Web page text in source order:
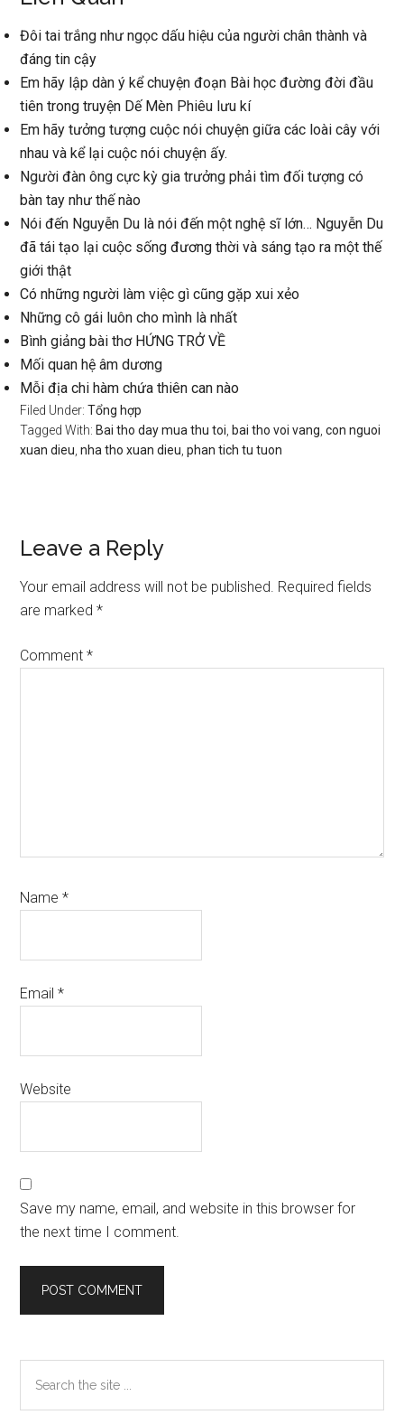
Đôi tai trắng như ngọc dấu hiệu của người chân thành và
đáng tin cậy
Em hãy lập dàn ý kể chuyện đoạn Bài học đường đời đầu
tiên trong truyện Dế Mèn Phiêu lưu kí
Em hãy tưởng tượng cuộc nói chuyện giữa các loài cây với
nhau và kể lại cuộc nói chuyện ấy.
Người đàn ông cực kỳ gia trưởng phải tìm đối tượng có
bàn tay như thế nào
Nói đến Nguyễn Du là nói đến một nghệ sĩ lớn… Nguyễn Du
đã tái tạo lại cuộc sống đương thời và sáng tạo ra một thế
giới thật
Có những người làm việc gì cũng gặp xui xẻo
Những cô gái luôn cho mình là nhất
Bình giảng bài thơ HỨNG TRỞ VỀ
Mối quan hệ âm dương
Mỗi địa chi hàm chứa thiên can nào
Filed Under:Tổng hợp
Tagged With: Bai tho day mua thu toi bai tho voi vang ,con nguoi
xuan dieu ,nha tho xuan dieu ,phan tich tu tuon
Reader
Interactions
Leave a Reply
Your email address will not be published. Required fields
are marked*
Comment*
Name*
Email*
Website
Save my name, email, and website in this browser for
the next time I comment.
Primary
Sidebar
the